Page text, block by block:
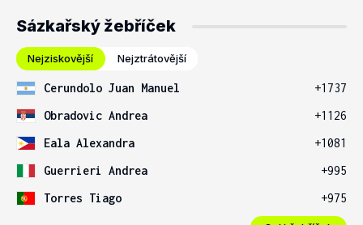
Sázkařský žebříček
Nejziskovější Nejztrátovější
Cerundolo Juan Manuel
+1737
Obradovic Andrea
+1126
Eala Alexandra
+1081
Guerrieri Andrea
+995
Torres Tiago
+975